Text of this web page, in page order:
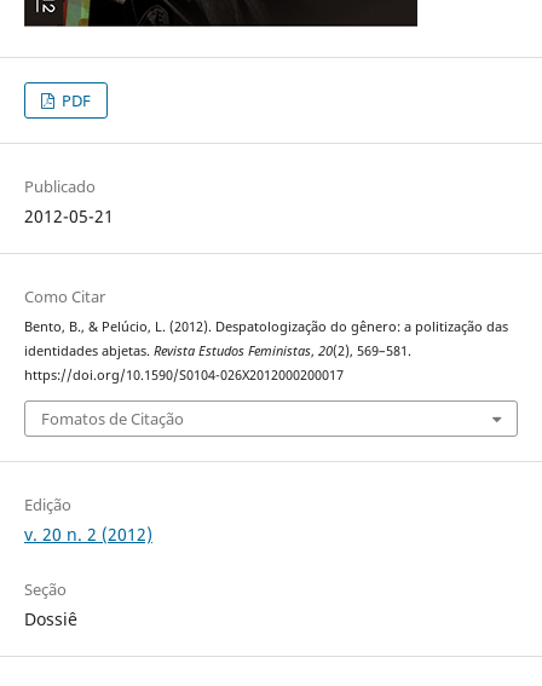
PDF
Publicado
2012-05-21
Como Citar
Bento, B., & Pelúcio, L. (2012). Despatologização do gênero: a politização das
identidades abjetas. Revista Estudos Feministas, 20(2), 569–581.
https://doi.org/10.1590/S0104-026X2012000200017
Fomatos de Citação
Edição
v. 20 n. 2 (2012)
Seção
Dossiê